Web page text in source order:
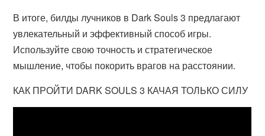
В итоге, билды лучников в Dark Souls 3 предлагают
увлекательный и эффективный способ игры.
Используйте свою точность и стратегическое
мышление, чтобы покорить врагов на расстоянии.
КАК ПРОЙТИ DARK SOULS 3 КАЧАЯ ТОЛЬКО СИЛУ